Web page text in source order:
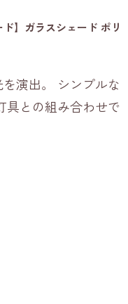
】ガラスシェード ポリ
演出。 シンプルな
具との組み合わせで